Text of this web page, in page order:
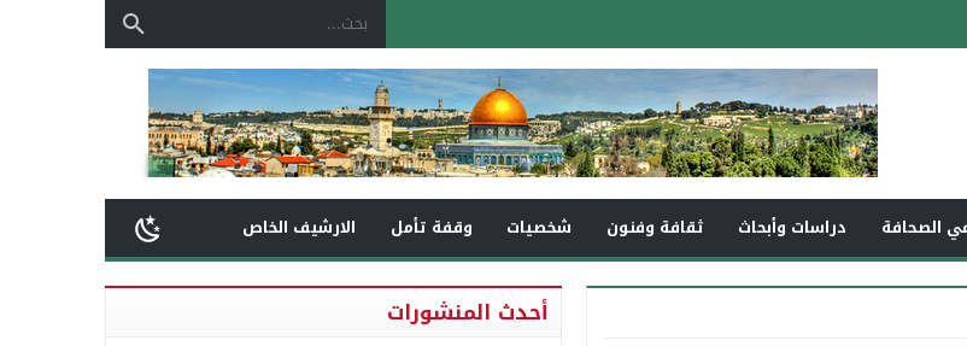
الصحافة دراسات وأبحاث ثقافة وفنون شخصيات وقفة تأمل الارشيف الخاص
أحدث المنشورات